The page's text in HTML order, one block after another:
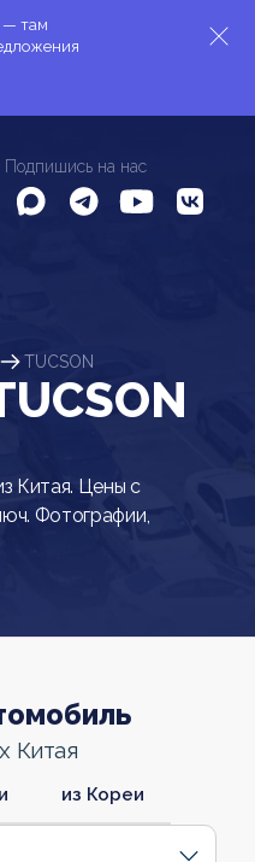
— там
Подпишись на нас
TUCSON
Китая. Цены с
Фотографии,
Китая
из Кореи